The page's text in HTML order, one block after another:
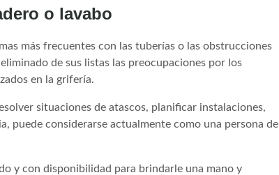
o lavabo
más frecuentes con las tuberías o las obstrucciones
de sus listas las preocupaciones por los
en la grifería.
situaciones de atascos, planificar instalaciones,
puede considerarse actualmente como una persona de
y con disponibilidad para brindarle una mano y